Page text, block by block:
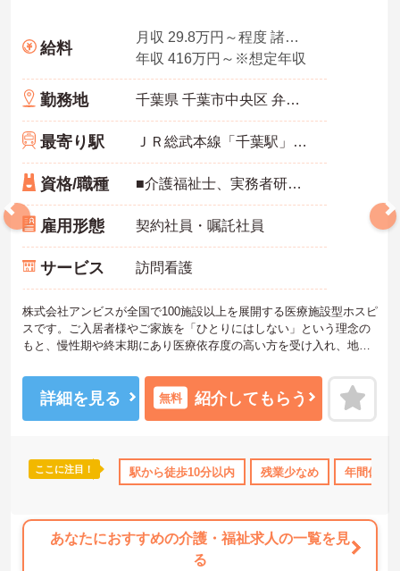
暇取得実績あり 夏～秋入職可 ボーナス・賞与あり 社会保険
給料
月収 29.8万円～程度 諸手当込・夜勤4回想定
年収 416万円～※想定年収
勤務地 千葉県 千葉市中央区 弁天2-2-3
最寄り駅 ＪＲ総武本線「千葉駅」徒歩2分
資格/職種 ■介護福祉士、実務者研修、初任者研修 いずれか ※特養、老健、病院、有老などの実務経験1年以上ある方 ※身体介護の経験年以上ある方、機械浴の使用の経験のある方歓迎
雇用形態 契約社員・嘱託社員
サービス 訪問看護
株式会社アンビスが全国で100施設以上を展開する医療施設型ホスピ
スです。ご入居者様やご家族を「ひとりにはしない」という理念の
もと、慢性期や終末期にあり医療依存度の高い方を受け入れ、地域
護師が24時間常駐しています。急変時の対応や医療行為は看護師が
担当するため、初任者研修や実務者研修の方も食事介助や入浴介助
などの生活を支えるケアに専念できる環境です。多職種で情報を共
なるほか、月平均の残業時間も5時間から7時間程度とかなり少なめ
です。常勤スタッフの比率が90パーセントを超えているため急な勤
に合わせた個別のOJT研修が実施されます。eラーニングも導入され
ており、多職種と連携しながら専門性を着実に深めていける環境が
詳細を見る 無料 紹介してもらう
ここに注目！ 駅から徒歩10分以内 残業少なめ 年間休日
あなたにおすすめの介護・福祉求人の一覧を見
る